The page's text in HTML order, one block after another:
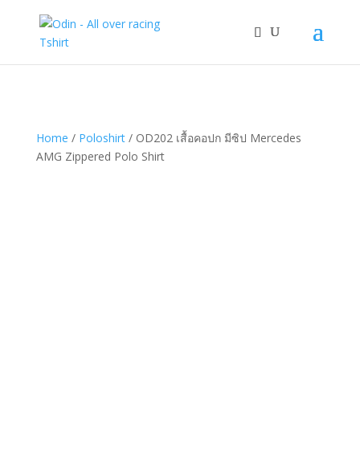
Home / Poloshirt/ OD202 เสื้อคอปก มีซิป Mercedes
AMG Zippered Polo Shirt